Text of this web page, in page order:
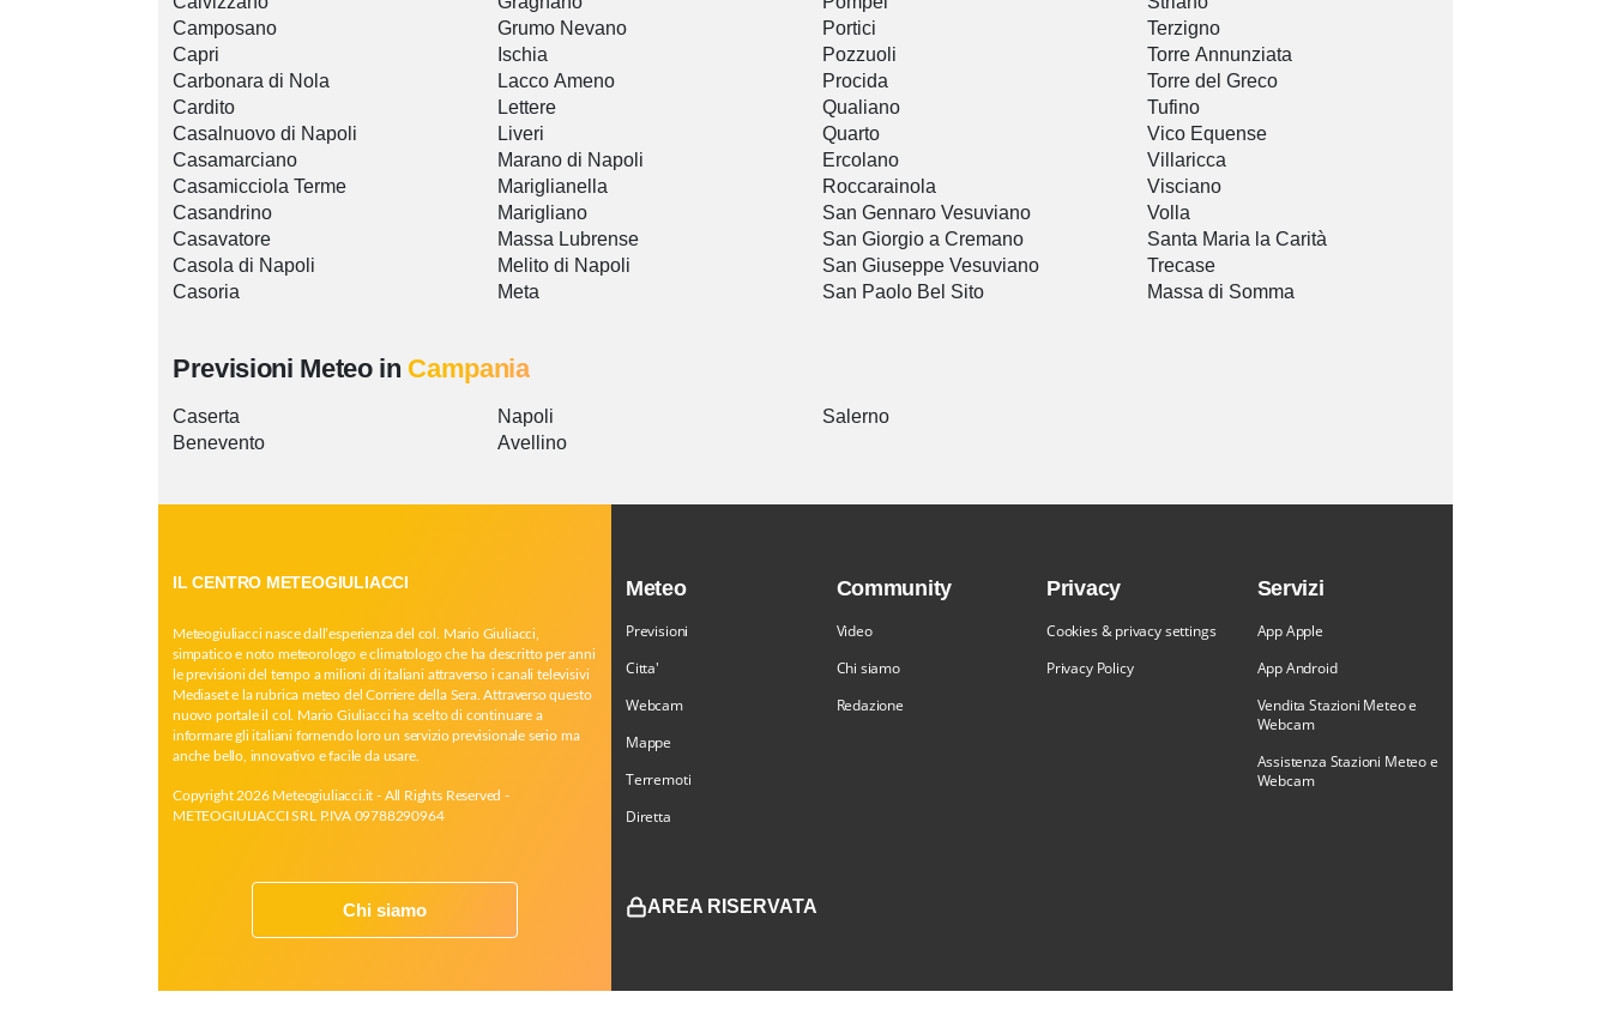
Camposano
Capri
Carbonara di Nola
Cardito
Casalnuovo di Napoli
Casamarciano
Casamicciola Terme
Casandrino
Casavatore
Casola di Napoli
Casoria
Grumo Nevano
Ischia
Lacco Ameno
Lettere
Liveri
Marano di Napoli
Mariglianella
Marigliano
Massa Lubrense
Melito di Napoli
Meta
Portici
Pozzuoli
Procida
Qualiano
Quarto
Ercolano
Roccarainola
San Gennaro Vesuviano
San Giorgio a Cremano
San Giuseppe Vesuviano
San Paolo Bel Sito
Terzigno
Torre Annunziata
Torre del Greco
Tufino
Vico Equense
Villaricca
Visciano
Volla
Santa Maria la Carità
Trecase
Massa di Somma
Previsioni Meteo in Campania
Caserta
Benevento
Napoli
Avellino
Salerno
IL CENTRO METEOGIULIACCI
Meteogiuliacci nasce dall’esperienza del col. Mario Giuliacci,
simpatico e noto meteorologo e climatologo che ha descritto per anni
le previsioni del tempo a milioni di italiani attraverso i canali televisivi
Mediaset e la rubrica meteo del Corriere della Sera. Attraverso questo
nuovo portale il col. Mario Giuliacci ha scelto di continuare a
informare gli italiani fornendo loro un servizio previsionale serio ma
anche bello, innovativo e facile da usare.
Copyright 2026 Meteogiuliacci.it - All Rights Reserved -
METEOGIULIACCI SRL P.IVA 09788290964
Chi siamo
Meteo
Previsioni
Citta'
Webcam
Mappe
Terremoti
Diretta
Community
Video
Chi siamo
Redazione
Privacy
Cookies & privacy settings
Privacy Policy
Servizi
App Apple
App Android
Vendita Stazioni Meteo e
Webcam
Assistenza Stazioni Meteo e
Webcam
AREA RISERVATA